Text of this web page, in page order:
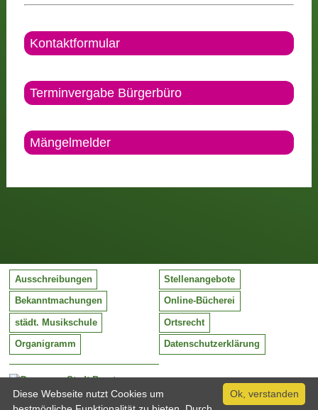
Kontaktformular
Terminvergabe Bürgerbüro
Mängelmelder
Stadt Barntrup
Mittelstraße 38
32683 Barntrup
Ausschreibungen Stellenangebote
Bekanntmachungen Online-Bücherei
städt. Musikschule Ortsrecht
Organigramm Datenschutzerklärung
Ok, verstanden
Diese Webseite nutzt Cookies um